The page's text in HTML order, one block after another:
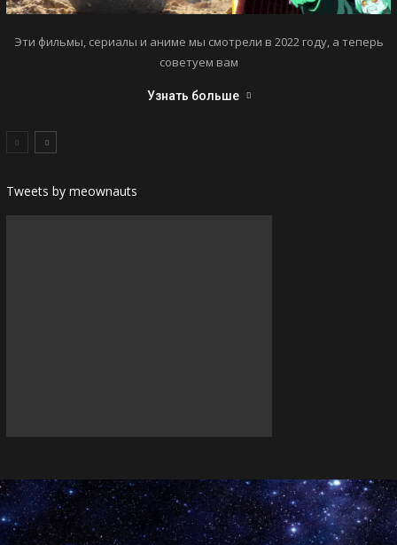
Эти фильмы, сериалы и аниме мы смотрели в 2022 году, а теперь
советуем вам
Узнать больше
Tweets by meownauts